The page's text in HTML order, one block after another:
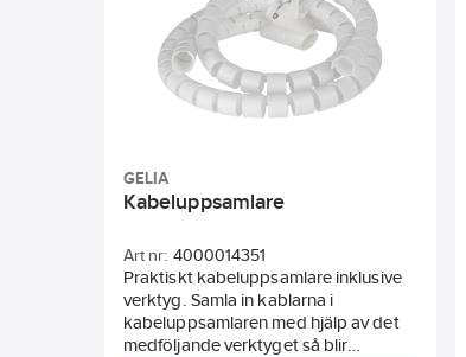
GELIA
Kabeluppsamlare
Art nr: 4000014351
Praktiskt kabeluppsamlare inklusive
verktyg. Samla in kablarna i
kabeluppsamlaren med hjälp av det
medföljande verktyget så blir